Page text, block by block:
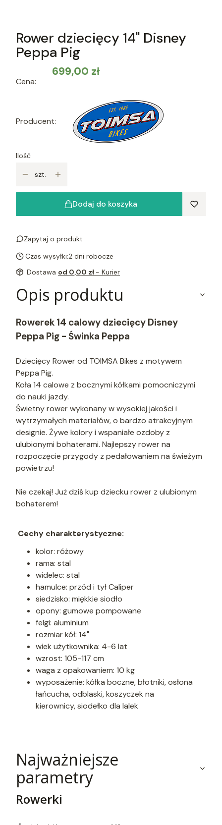
Rower dziecięcy 14" Disney
Peppa Pig
Cena:
Cena
699,00 zł
Producent:
Ilość
szt.
Dodaj do koszyka
Zapytaj o produkt
Czas wysyłki:2 dni robocze
Dostawa od 0,00 zł - Kurier
Opis produktu
Rowerek 14 calowy dziecięcy Disney
Peppa Pig - Świnka Peppa
Dziecięcy Rower od TOIMSA Bikes z motywem
Peppa Pig.
Koła 14 calowe z bocznymi kółkami pomocniczymi
do nauki jazdy.
Świetny rower wykonany w wysokiej jakości i
wytrzymałych materiałów, o bardzo atrakcyjnym
designie. Żywe kolory i wspaniałe ozdoby z
ulubionymi bohaterami. Najlepszy rower na
rozpoczęcie przygody z pedałowaniem na świeżym
powietrzu!
Nie czekaj! Już dziś kup dziecku rower z ulubionym
bohaterem!
Cechy charakterystyczne:
kolor: różowy
rama: stal
widelec: stal
hamulce: przód i tył Caliper
siedzisko: miękkie siodło
opony: gumowe pompowane
felgi: aluminium
rozmiar kół: 14"
wiek użytkownika: 4-6 lat
wzrost: 105-117 cm
waga z opakowaniem: 10 kg
wyposażenie: kółka boczne,błotniki,osłona
łańcucha, odblaski,koszyczek na
kierownicy,siodełko dla lalek
Najważniejsze
parametry
Rowerki